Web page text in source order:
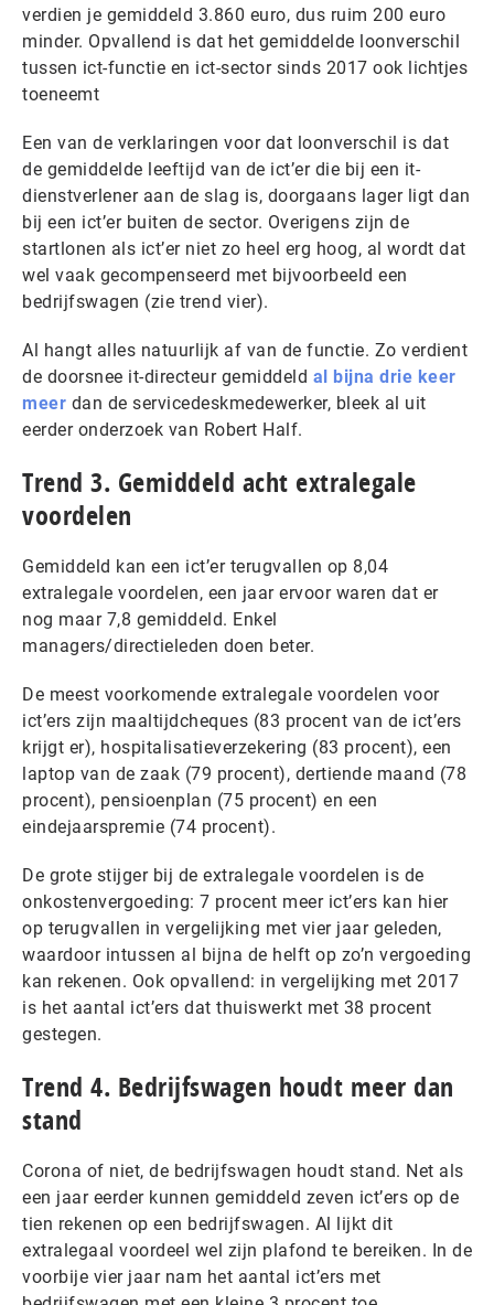
verdien je gemiddeld 3.860 euro, dus ruim 200 euro
minder. Opvallend is dat het gemiddelde loonverschil
tussen ict-functie en ict-sector sinds 2017 ook lichtjes
toeneemt
Een van de verklaringen voor dat loonverschil is dat
de gemiddelde leeftijd van de ict’er die bij een it-
dienstverlener aan de slag is, doorgaans lager ligt dan
bij een ict’er buiten de sector. Overigens zijn de
startlonen als ict’er niet zo heel erg hoog, al wordt dat
wel vaak gecompenseerd met bijvoorbeeld een
bedrijfswagen (zie trend vier).
Al hangt alles natuurlijk af van de functie. Zo verdient
de doorsnee it-directeur gemiddeld al bijna drie keer
meer dan de servicedeskmedewerker, bleek al uit
eerder onderzoek van Robert Half.
Trend 3. Gemiddeld acht extralegale
voordelen
Gemiddeld kan een ict’er terugvallen op 8,04
extralegale voordelen, een jaar ervoor waren dat er
nog maar 7,8 gemiddeld. Enkel
managers/directieleden doen beter.
De meest voorkomende extralegale voordelen voor
ict’ers zijn maaltijdcheques (83 procent van de ict’ers
krijgt er), hospitalisatieverzekering (83 procent), een
laptop van de zaak (79 procent), dertiende maand (78
procent), pensioenplan (75 procent) en een
eindejaarspremie (74 procent).
De grote stijger bij de extralegale voordelen is de
onkostenvergoeding: 7 procent meer ict’ers kan hier
op terugvallen in vergelijking met vier jaar geleden,
waardoor intussen al bijna de helft op zo’n vergoeding
kan rekenen. Ook opvallend: in vergelijking met 2017
is het aantal ict’ers dat thuiswerkt met 38 procent
gestegen.
Trend 4. Bedrijfswagen houdt meer dan
stand
Corona of niet, de bedrijfswagen houdt stand. Net als
een jaar eerder kunnen gemiddeld zeven ict’ers op de
tien rekenen op een bedrijfswagen. Al lijkt dit
extralegaal voordeel wel zijn plafond te bereiken. In de
voorbije vier jaar nam het aantal ict’ers met